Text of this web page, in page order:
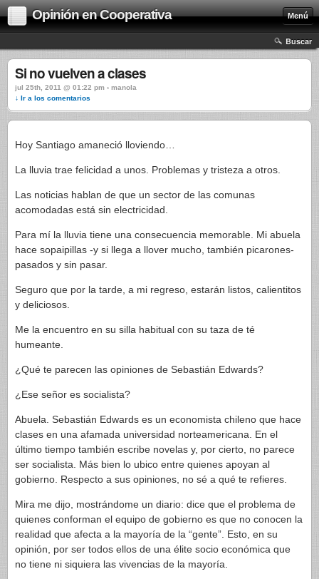
Opinión en Cooperativa Menú
Buscar
Si no vuelven a clases
jul 25th, 2011 @ 01:22 pm › manola
↓ Ir a los comentarios
Hoy Santiago amaneció lloviendo…
La lluvia trae felicidad a unos. Problemas y tristeza a otros.
Las noticias hablan de que un sector de las comunas
acomodadas está sin electricidad.
Para mí la lluvia tiene una consecuencia memorable. Mi abuela
hace sopaipillas -y si llega a llover mucho, también picarones-
pasados y sin pasar.
Seguro que por la tarde, a mi regreso, estarán listos, calientitos
y deliciosos.
Me la encuentro en su silla habitual con su taza de té
humeante.
¿Qué te parecen las opiniones de Sebastián Edwards?
¿Ese señor es socialista?
Abuela. Sebastián Edwards es un economista chileno que hace
clases en una afamada universidad norteamericana. En el
último tiempo también escribe novelas y, por cierto, no parece
ser socialista. Más bien lo ubico entre quienes apoyan al
gobierno. Respecto a sus opiniones, no sé a qué te refieres.
Mira me dijo, mostrándome un diario: dice que el problema de
quienes conforman el equipo de gobierno es que no conocen la
realidad que afecta a la mayoría de la “gente”. Esto, en su
opinión, por ser todos ellos de una élite socio económica que
no tiene ni siquiera las vivencias de la mayoría.